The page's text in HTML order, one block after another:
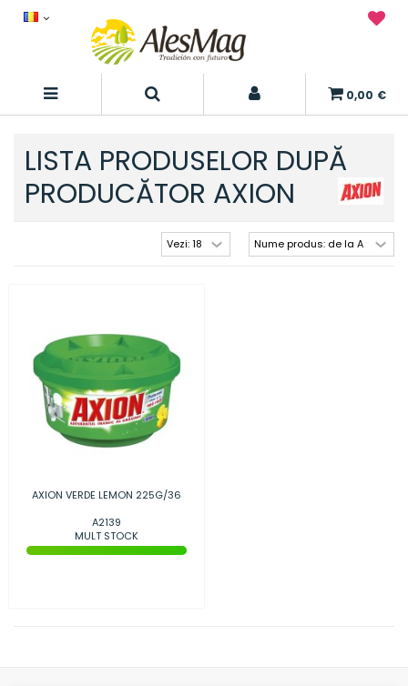
0,00 €
LISTA PRODUSELOR DUPĂ
PRODUCĂTOR AXION
AXION VERDE LEMON 225G/36
A2139
MULT STOCK